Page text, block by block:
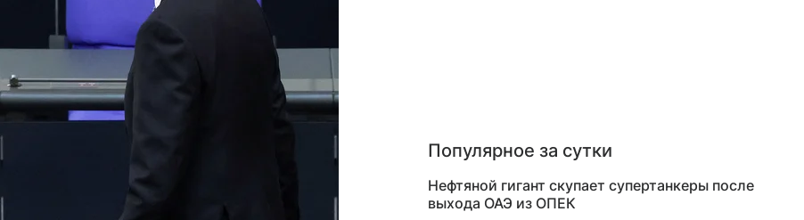
Популярное за сутки
Нефтяной гигант скупает супертанкеры после
выхода ОАЭ из ОПЕК